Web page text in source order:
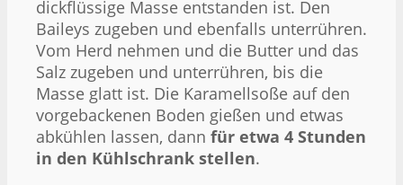
dickflüssige Masse entstanden ist. Den
Baileys zugeben und ebenfalls unterrühren.
Vom Herd nehmen und die Butter und das
Salz zugeben und unterrühren, bis die
Masse glatt ist. Die Karamellsoße auf den
vorgebackenen Boden gießen und etwas
abkühlen lassen, dann für etwa 4 Stunden
in den Kühlschrank stellen.